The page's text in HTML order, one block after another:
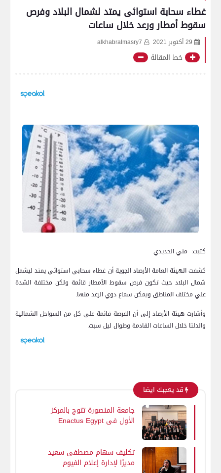
غطاء سحابة استوائى يمتد لشمال البلاد وفرص
سقوط أمطار ورعد خلال ساعات
29 أكتوبر 2021 alkhabralmasry7
خط المقالة
كتبت: مني الحديدي
كشفت الهيئة العامة الأرصاد الجوية أن غطاء سحابي استوائي يمتد ليشمل
شمال البلاد حيث تكون فرص سقوط الأمطار قائمة ولكن مختلفة الشدة
علي مختلف المناطق ويمكن سماع دوي الرعد منها.
وأشارت هيئة الأرصاد إلى أن الفرصة قائمة علي كل من السواحل الشمالية
والدلتا خلال الساعات القادمة وطوال ليل سبت.
قد يعجبك ايضا
جامعة المنصورة تتوج بالمركز
الأول في Enactus Egypt
تكليف سهام مصطفى سعيد
مديرًا لإدارة إعلام الفيوم